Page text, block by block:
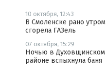
10 октября, 12:43
В Смоленске рано утром
сгорела ГАЗель
07 октября, 15:29
Ночью в Духовщинском
районе вспыхнула баня